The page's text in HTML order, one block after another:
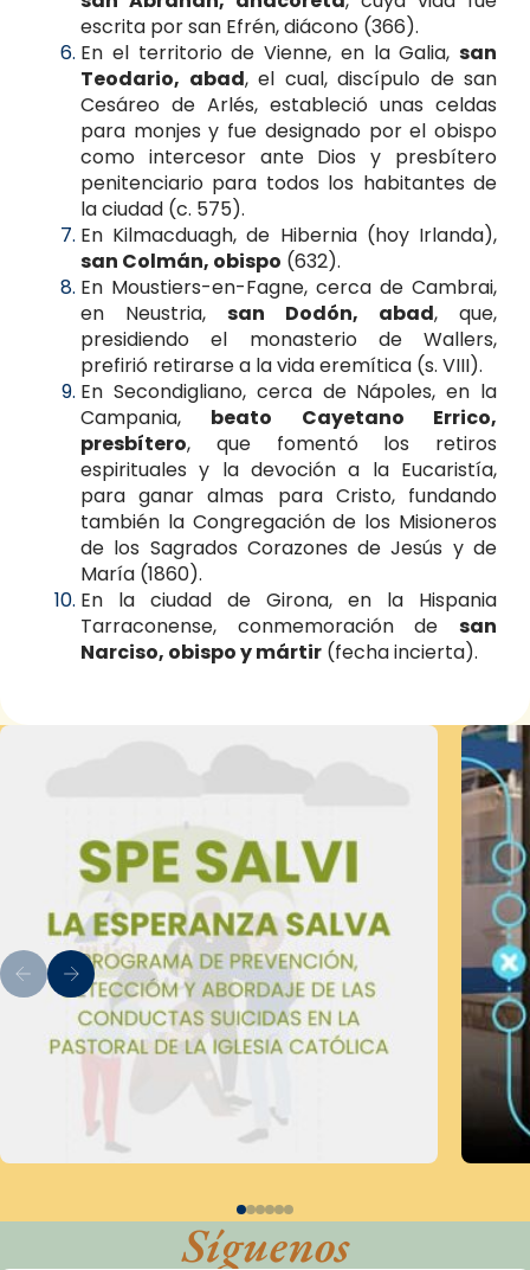
escrita por san Efrén, diácono (366).
En el territorio de Vienne, en la Galia, san
Teodario, abad, el cual, discípulo de san
Cesáreo de Arlés, estableció unas celdas
para monjes y fue designado por el obispo
como intercesor ante Dios y presbítero
penitenciario para todos los habitantes de
la ciudad (c. 575).
En Kilmacduagh, de Hibernia (hoy Irlanda),
san Colmán, obispo (632).
En Moustiers-en-Fagne, cerca de Cambrai,
en Neustria, san Dodón, abad, que,
presidiendo el monasterio de Wallers,
prefirió retirarse a la vida eremítica (s. VIII).
En Secondigliano, cerca de Nápoles, en la
Campania, beato Cayetano Errico,
presbítero, que fomentó los retiros
espirituales y la devoción a la Eucaristía,
para ganar almas para Cristo, fundando
también la Congregación de los Misioneros
de los Sagrados Corazones de Jesús y de
María (1860).
En la ciudad de Girona, en la Hispania
Tarraconense, conmemoración de san
Narciso, obispo y mártir (fecha incierta).
Síguenos